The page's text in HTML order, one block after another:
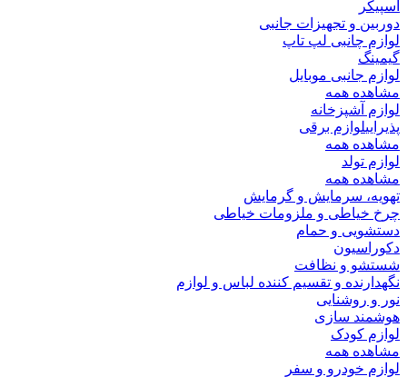
اسپیکر
دوربین و تجهیزات جانبی
لوازم چانبی لپ تاپ
گیمینگ
لوازم جانبی موبایل
مشاهده همه
لوازم آشپزخانه
پذیراییلوازم برقی
مشاهده همه
لوازم تولد
مشاهده همه
تهویه، سرمایش و گرمایش
چرخ خیاطی و ملزومات خیاطی
دستشویی و حمام
دکوراسیون
شستشو و نظافت
نگهدارنده و تقسیم کننده لباس و لوازم
نور و روشنایی
هوشمند سازی
لوازم کودک
مشاهده همه
لوازم خودرو و سفر